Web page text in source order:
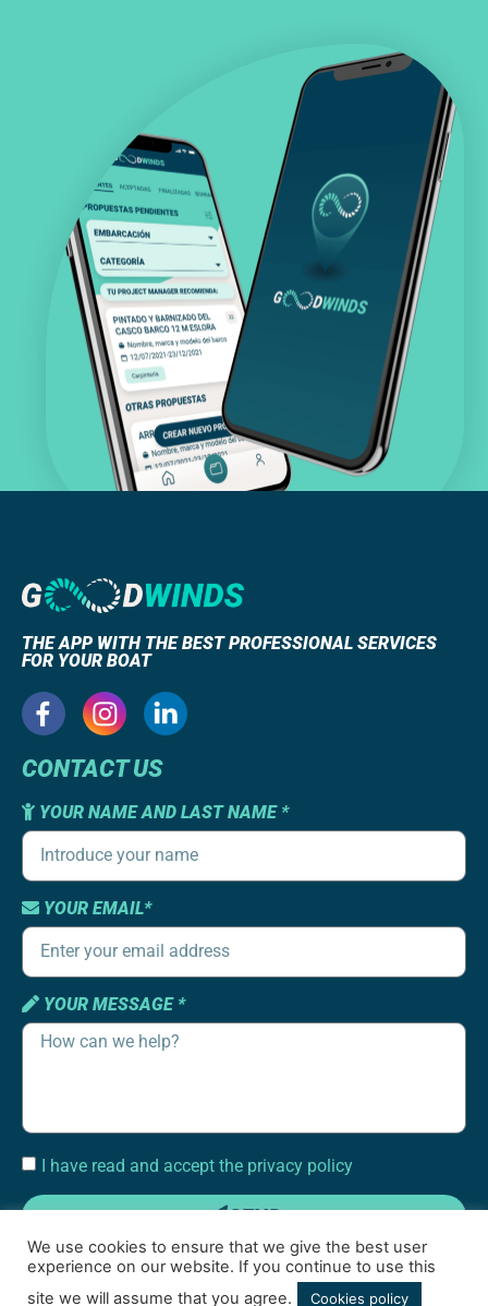
THE APP WITH THE BEST PROFESSIONAL SERVICES
FOR YOUR BOAT
CONTACT US
YOUR NAME AND LAST NAME *
YOUR EMAIL*
YOUR MESSAGE *
I have read and accept the privacy policy
SEND
We use cookies to ensure that we give the best user
experience on our website. If you continue to use this
site we will assume that you agree.
Cookies policy